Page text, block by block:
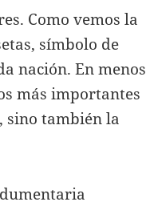
Como vemos la
símbolo de
nación. En menos
más importantes
sino también la